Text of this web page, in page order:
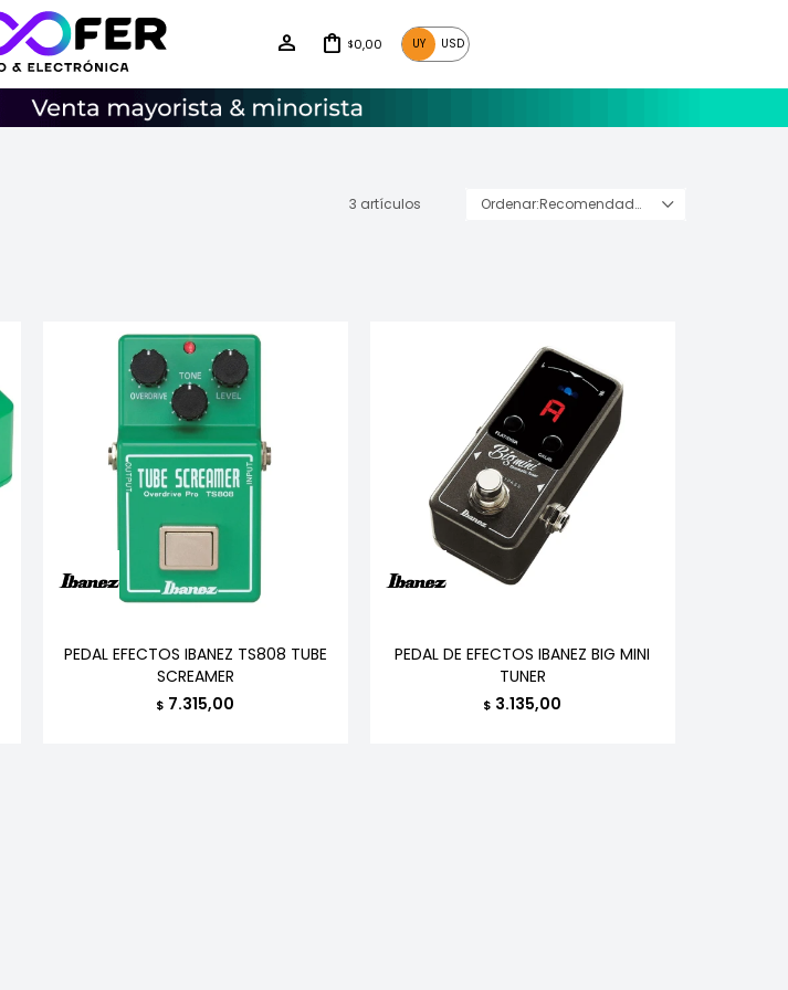
$0,00 UY USD
3 artículos Recomendados
PEDAL EFECTOS IBANEZ TS808 TUBE
SCREAMER
$ 7.315,00
PEDAL DE EFECTOS IBANEZ BIG MINI
TUNER
$ 3.135,00